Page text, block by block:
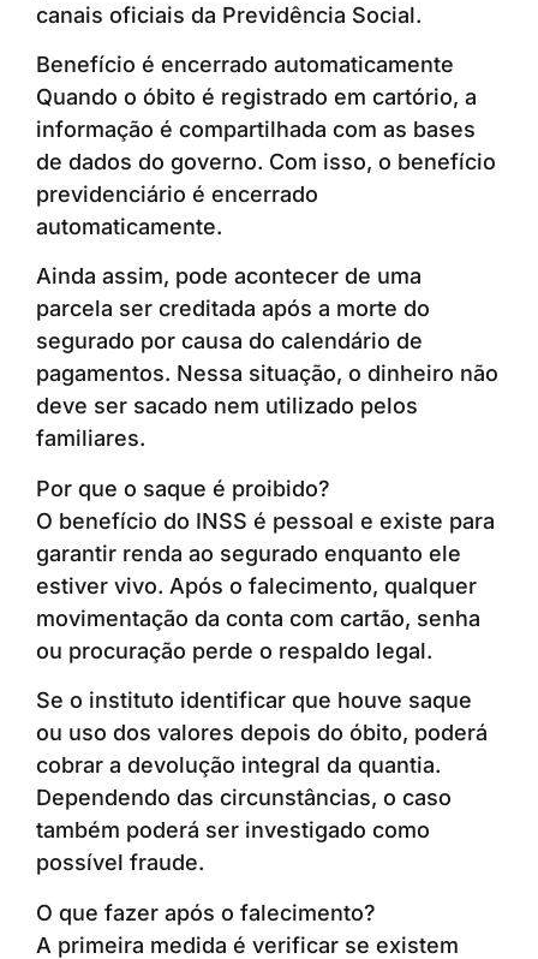
canais oficiais da Previdência Social.
Benefício é encerrado automaticamente
Quando o óbito é registrado em cartório, a
informação é compartilhada com as bases
de dados do governo. Com isso, o benefício
previdenciário é encerrado
automaticamente.
Ainda assim, pode acontecer de uma
parcela ser creditada após a morte do
segurado por causa do calendário de
pagamentos. Nessa situação, o dinheiro não
deve ser sacado nem utilizado pelos
familiares.
Por que o saque é proibido?
O benefício do INSS é pessoal e existe para
garantir renda ao segurado enquanto ele
estiver vivo. Após o falecimento, qualquer
movimentação da conta com cartão, senha
ou procuração perde o respaldo legal.
Se o instituto identificar que houve saque
ou uso dos valores depois do óbito, poderá
cobrar a devolução integral da quantia.
Dependendo das circunstâncias, o caso
também poderá ser investigado como
possível fraude.
O que fazer após o falecimento?
A primeira medida é verificar se existem